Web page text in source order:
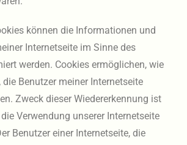
können die Informationen und
Internetseite im Sinne des
werden. Cookies ermöglichen, wie
Benutzer meiner Internetseite
Zweck dieser Wiedererkennung ist
Verwendung unserer Internetseite
Benutzer einer Internetseite, die